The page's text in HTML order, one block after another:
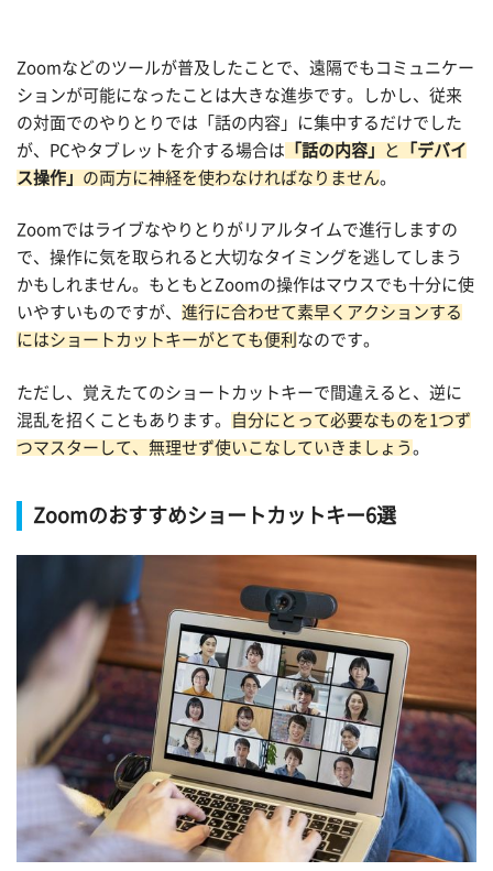
Zoomなどのツールが普及したことで、遠隔でもコミュニケー
ションが可能になったことは大きな進歩です。しかし、従来
の対面でのやりとりでは「話の内容」に集中するだけでした
が、PCやタブレットを介する場合は 「話の内容」 と
「デバイ
ス操作」 の両方に神経を使わなければなりません。
Zoomではライブなやりとりがリアルタイムで進行しますの
で、操作に気を取られると大切なタイミングを逃してしまう
かもしれません。もともとZoomの操作はマウスでも十分に使
いやすいものですが、 進行に合わせて素早くアクションする
にはショートカットキーがとても便利 なのです。
ただし、覚えたてのショートカットキーで間違えると、逆に
混乱を招くこともあります。
自分にとって必要なものを1つず
つマスターして、無理せず使いこなしていきましょう 。
Zoomのおすすめショートカットキー6選